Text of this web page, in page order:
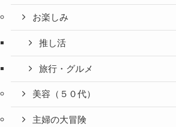
お楽しみ
推し活
旅行・グルメ
美容（５０代）
主婦の大冒険